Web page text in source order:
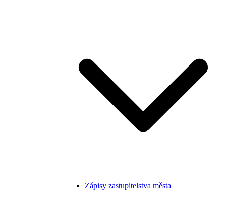
Zápisy zastupitelstva města